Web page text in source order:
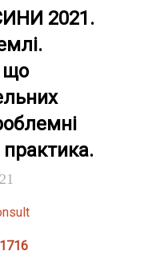
2021.
що
1716